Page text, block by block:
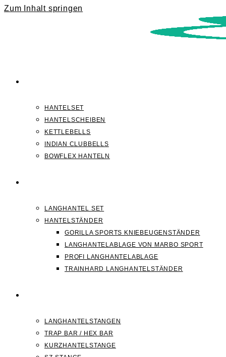
Zum Inhalt springen
HANTELSET
HANTELSCHEIBEN
KETTLEBELLS
INDIAN CLUBBELLS
BOWFLEX HANTELN
LANGHANTEL SET
HANTELSTÄNDER
GORILLA SPORTS KNIEBEUGENSTÄNDER
LANGHANTELABLAGE VON MARBO SPORT
PROFI LANGHANTELABLAGE
TRAINHARD LANGHANTELSTÄNDER
LANGHANTELSTANGEN
TRAP BAR / HEX BAR
KURZHANTELSTANGE